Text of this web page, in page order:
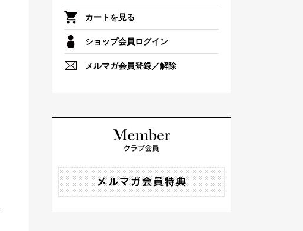
カートを見る
ショップ会員ログイン
メルマガ会員登録／解除